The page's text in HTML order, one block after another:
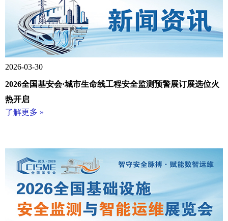
2026-03-30
2026全国基安会·城市生命线工程安全监测预警展订展选位火
热开启
了解更多 »